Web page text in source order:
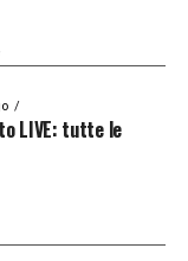
andando
venire a
anche per la
e
Non mi
LIVE: tutte le